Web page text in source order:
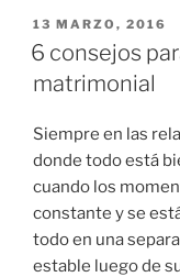
PUBLICADO
EN
13 MARZO, 2016
6 consejos
matrimonial
Siempre en las
donde todo está
cuando los
constante y se
todo en una
estable luego de